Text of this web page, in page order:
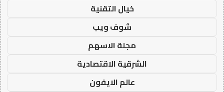
خيال التقنية
شوف ويب
مجلة الاسهم
الشرقية الاقتصادية
عالم الايفون